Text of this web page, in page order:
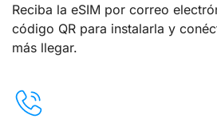
Reciba la eSIM por correo
código QR para instalarla y
más llegar.